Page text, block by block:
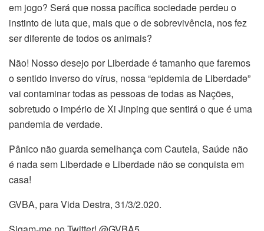
em jogo? Será que nossa pacífica sociedade perdeu o
instinto de luta que, mais que o de sobrevivência, nos fez
ser diferente de todos os animais?
Não! Nosso desejo por Liberdade é tamanho que faremos
o sentido inverso do vírus, nossa “epidemia de Liberdade”
vai contaminar todas as pessoas de todas as Nações,
sobretudo o império de Xi Jinping que sentirá o que é uma
pandemia de verdade.
Pânico não guarda semelhança com Cautela, Saúde não
é nada sem Liberdade e Liberdade não se conquista em
casa!
GVBA, para Vida Destra, 31/3/2.020.